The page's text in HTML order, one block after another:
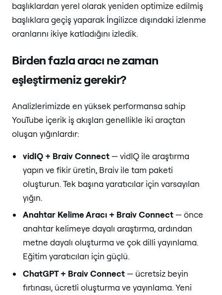
başlıklardan yerel olarak yeniden optimize edilmiş
başlıklara geçiş yaparak İngilizce dışındaki izlenme
oranlarını ikiye katladığını izledik.
Birden fazla aracı ne zaman
eşleştirmeniz gerekir?
Analizlerimizde en yüksek performansa sahip
YouTube içerik iş akışları genellikle iki araçtan
oluşan yığınlardır:
vidIQ + Braiv Connect— vidIQ ile araştırma
yapın ve fikir üretin, Braiv ile tam paketi
oluşturun. Tek başına yaratıcılar için varsayılan
yığın.
Anahtar Kelime Aracı + Braiv Connect— önce
anahtar kelimeye dayalı araştırma, ardından
metne dayalı oluşturma ve çok dilli yayınlama.
Eğitim yaratıcıları için güçlü.
ChatGPT + Braiv Connect— ücretsiz beyin
fırtınası, ücretli oluşturma ve yayınlama. Yeni